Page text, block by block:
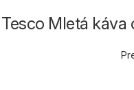
Tesco Mletá